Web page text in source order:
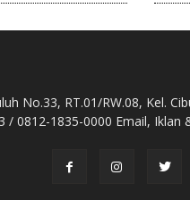
No.33, RT.01/RW.08, Kel.
/ 0812-1835-0000 Email,